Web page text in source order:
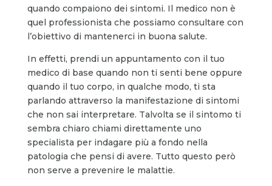
quando compaiono dei sintomi. Il medico non è
quel professionista che possiamo consultare con
l’obiettivo di mantenerci in buona salute.
In effetti, prendi un appuntamento con il tuo
medico di base quando non ti senti bene oppure
quando il tuo corpo, in qualche modo, ti sta
parlando attraverso la manifestazione di sintomi
che non sai interpretare. Talvolta se il sintomo ti
sembra chiaro chiami direttamente uno
specialista per indagare più a fondo nella
patologia che pensi di avere. Tutto questo però
non serve a prevenire le malattie.